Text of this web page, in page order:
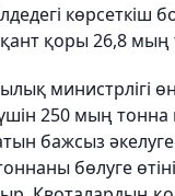
көрсеткіш
қоры 26,8 мың
министрлігі
250 мың тонна
бажсыз әкелуге
бөлуге